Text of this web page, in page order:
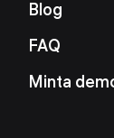
Blog
FAQ
Minta